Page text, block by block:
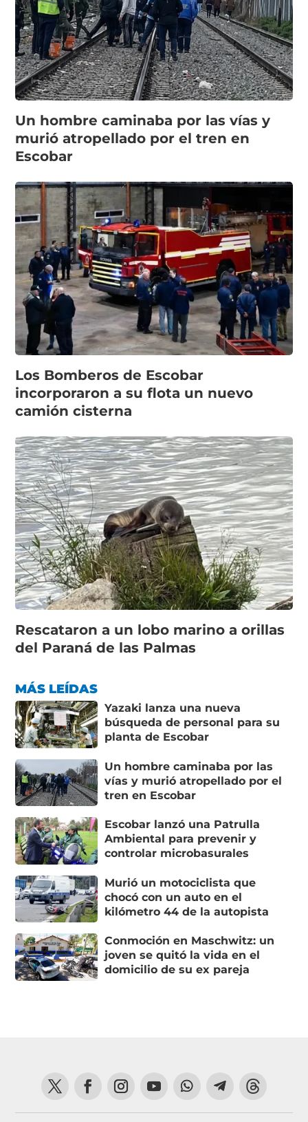
Un hombre caminaba por las vías y
murió atropellado por el tren en
Escobar
Los Bomberos de Escobar
incorporaron a su flota un nuevo
camión cisterna
Rescataron a un lobo marino a orillas
del Paraná de las Palmas
MÁS LEÍDAS
Yazaki lanza una nueva
búsqueda de personal para su
planta de Escobar
Un hombre caminaba por las
vías y murió atropellado por el
tren en Escobar
Escobar lanzó una Patrulla
Ambiental para prevenir y
controlar microbasurales
Murió un motociclista que
chocó con un auto en el
kilómetro 44 de la autopista
Conmoción en Maschwitz: un
joven se quitó la vida en el
domicilio de su ex pareja